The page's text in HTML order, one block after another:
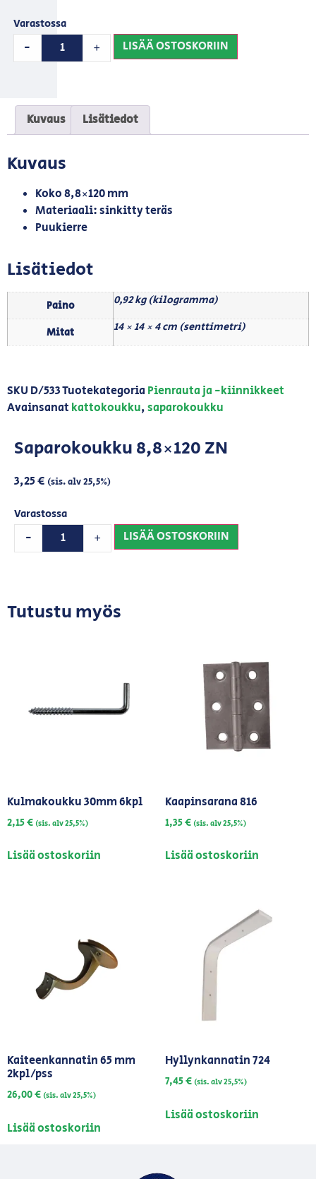
Varastossa
- + LISÄÄ OSTOSKORIIN
Kuvaus Lisätiedot
Kuvaus
Koko 8,8×120 mm
Materiaali: sinkitty teräs
Puukierre
Lisätiedot
Paino 0,92 kg (kilogramma)
Mitat 14 × 14 × 4 cm (senttimetri)
SKU D/533Tuotekategoria Pienrauta ja -kiinnikkeet
Avainsanat kattokoukku,saparokoukku
Saparokoukku 8,8×120 ZN
3,25€ (sis. alv 25,5%)
Varastossa
- + LISÄÄ OSTOSKORIIN
Tutustu myös
Kulmakoukku 30mm 6kpl
2,15€(sis. alv 25,5%)
Lisää ostoskoriin
Kaapinsarana 816
1,35€(sis. alv 25,5%)
Lisää ostoskoriin
Kaiteenkannatin 65 mm
2kpl/pss
26,00€(sis. alv 25,5%)
Lisää ostoskoriin
Hyllynkannatin 724
7,45€(sis. alv 25,5%)
Lisää ostoskoriin